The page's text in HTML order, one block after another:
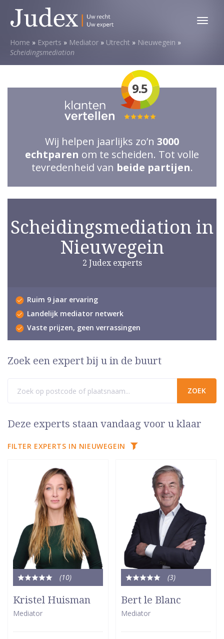
Toggle
Home » Experts » Mediator » Utrecht » Nieuwegein »
Scheidingsmediation
9.5
Totale
waardering:
5
van
Wij helpen jaarlijks zo’n 3000
echtparen om te scheiden. Tot volle
tevredenheid van beide partijen.
Scheidingsmediation in
Nieuwegein
2 Judex experts
Ruim 9 jaar ervaring
Landelijk mediator netwerk
Vaste prijzen, geen verrassingen
Zoek een expert bij u in de buurt
Deze experts staan vandaag voor u klaar
FILTER EXPERTS IN NIEUWEGEIN
(10)
Totale
waardering:
5
van
Kristel Huisman
Mediator
(3)
Totale
waardering:
5
van
Bert le Blanc
Mediator